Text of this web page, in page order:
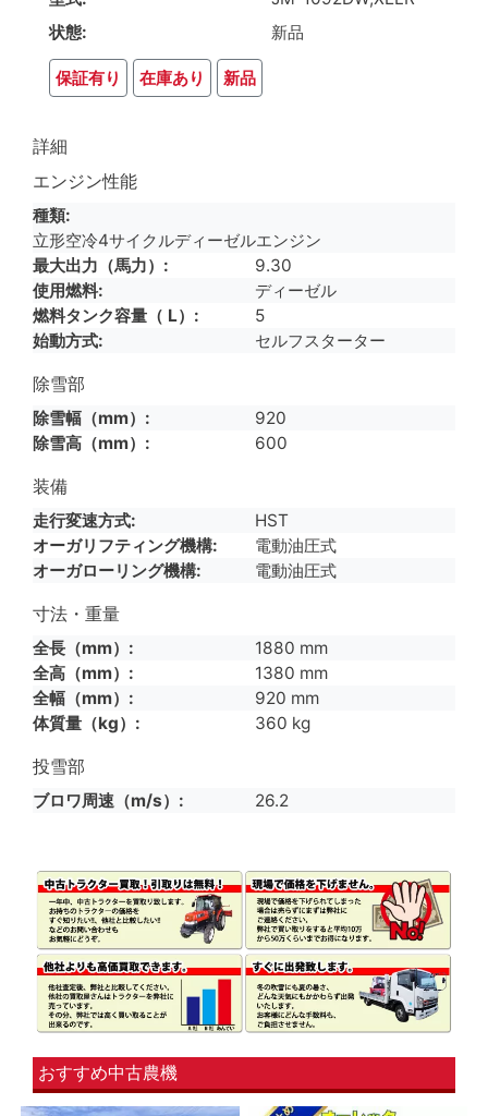
状態
新品
保証有り 在庫あり 新品
詳細
エンジン性能
種類
立形空冷4サイクルディーゼルエンジン
最大出力（馬力）
9.30
使用燃料
ディーゼル
燃料タンク容量（ L）
5
始動方式
セルフスターター
除雪部
除雪幅（mm）
920
除雪高（mm）
600
装備
走行変速方式
HST
オーガリフティング機構
電動油圧式
オーガローリング機構
電動油圧式
寸法・重量
全長（mm）
1880 mm
全高（mm）
1380 mm
全幅（mm）
920 mm
体質量（kg）
360 kg
投雪部
ブロワ周速（m/s） 26.2
おすすめ中古農機